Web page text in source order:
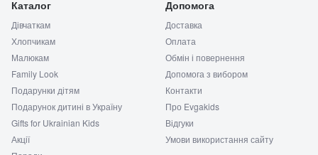
Каталог
Дівчаткам
Хлопчикам
Малюкам
Family Look
Подарунки дітям
Подарунок дитині в Україну
Gifts for Ukrainian Kids
Акції
Допомога
Доставка
Оплата
Обмін і повернення
Допомога з вибором
Контакти
Про Evgakids
Відгуки
Умови використання сайту